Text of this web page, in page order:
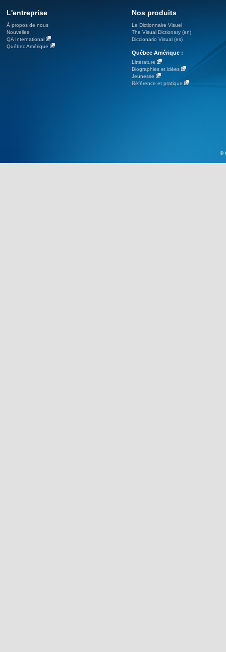
L'entreprise
À propos de nous
Nouvelles
QA International
Québec Amérique
Nos produits
Le Dictionnaire Visuel
The Visual Dictionary (en)
Diccionario Visual (es)
Québec Amérique :
Littérature
Biographies et idées
Jeunesse
Référence et pratique
©